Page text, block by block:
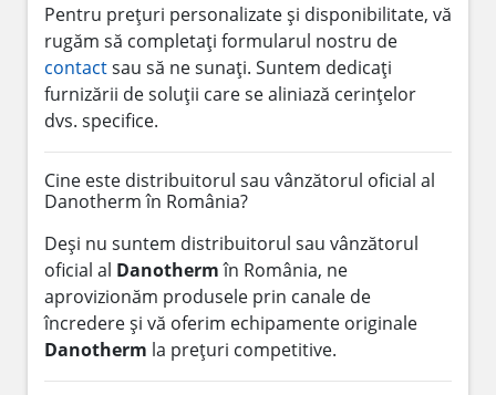
Pentru prețuri personalizate și disponibilitate, vă
rugăm să completați formularul nostru de
contactsau să ne sunați. Suntem dedicați
furnizării de soluții care se aliniază cerințelor
dvs. specifice.
Cine este distribuitorul sau vânzătorul oficial al
Danotherm în România?
Deși nu suntem distribuitorul sau vânzătorul
oficial al Danothermîn România, ne
aprovizionăm produsele prin canale de
încredere și vă oferim echipamente originale
Danotherm la prețuri competitive.